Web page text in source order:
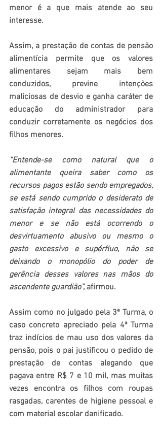
menor é a que mais atende ao seu
interesse.
Assim, a prestação de contas de pensão
alimentícia permite que os valores
alimentares sejam mais bem
conduzidos, previne intenções
maliciosas de desvio e ganha caráter de
educação do administrador para
conduzir corretamente os negócios dos
filhos menores.
“Entende-se como natural que o
alimentante queira saber como os
recursos pagos estão sendo empregados,
se está sendo cumprido o desiderato de
satisfação integral das necessidades do
menor e se não está ocorrendo o
desvirtuamento abusivo ou mesmo o
gasto excessivo e supérfluo, não se
deixando o monopólio do poder de
gerência desses valores nas mãos do
ascendente guardião”, afirmou.
Assim como no julgado pela 3ª Turma, o
caso concreto apreciado pela 4ª Turma
traz indícios de mau uso dos valores da
pensão, pois o pai justificou o pedido de
prestação de contas alegando que
pagava entre R$ 7 e 10 mil, mas muitas
vezes encontra os filhos com roupas
rasgadas, carentes de higiene pessoal e
com material escolar danificado.